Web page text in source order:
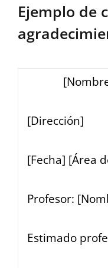
Ejemplo de
[Dirección]
[Fecha] [Área
Profesor:
Estimado